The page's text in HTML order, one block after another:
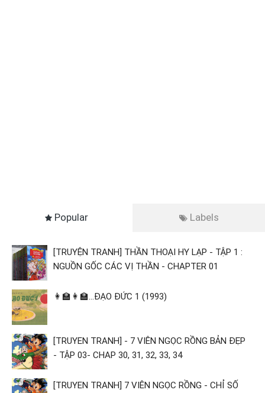
Popular Labels
[TRUYỆN TRANH] THẦN THOẠI HY LẠP - TẬP 1 :
NGUỒN GỐC CÁC VỊ THẦN - CHAPTER 01
👩‍🏫👩‍🏫...ĐẠO ĐỨC 1 (1993)
[TRUYEN TRANH] - 7 VIÊN NGỌC RỒNG BẢN ĐẸP
- TẬP 03- CHAP 30, 31, 32, 33, 34
[TRUYEN TRANH] 7 VIÊN NGỌC RỒNG - CHỈ SỐ